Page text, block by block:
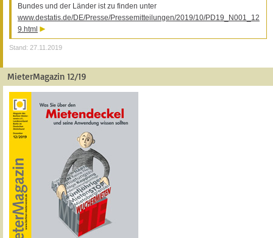
Bundes und der Länder ist zu finden unter
www.destatis.de/DE/Presse/Pressemitteilungen/2019/10/PD19_N001_12
9.html
Stand: 27.11.2019
MieterMagazin 12/19